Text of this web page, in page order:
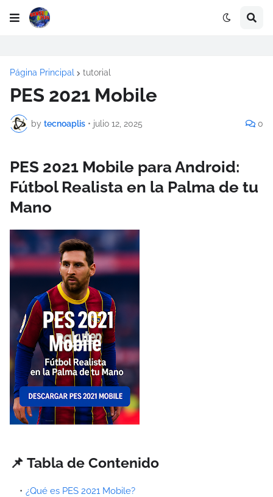
Página Principal tutorial
PES 2021 Mobile
by tecnoaplis • julio 12, 2025 0
PES 2021 Mobile para Android:
Fútbol Realista en la Palma de tu
Mano
📌 Tabla de Contenido
¿Qué es PES 2021 Mobile?